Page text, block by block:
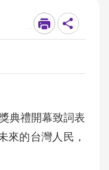
典禮開幕致詞表
來的台灣人民，